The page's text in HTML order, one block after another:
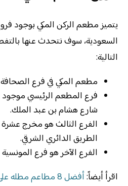
يتميز مطعم الركن المكي بوجود
السعودية، سوف نتحدث عنها
التالية:
مطعم المكي في فرع
فرع المطعم الرئيسي
شارع هشام بن عبد الملك.
الفرع الثالث هو مخرج
الطريق الدائري الشرقي.
الفرع الآخر هو فرع
اقرأ أيضاً:أفضل 8 مطاعم مطله على البحر جده 2024